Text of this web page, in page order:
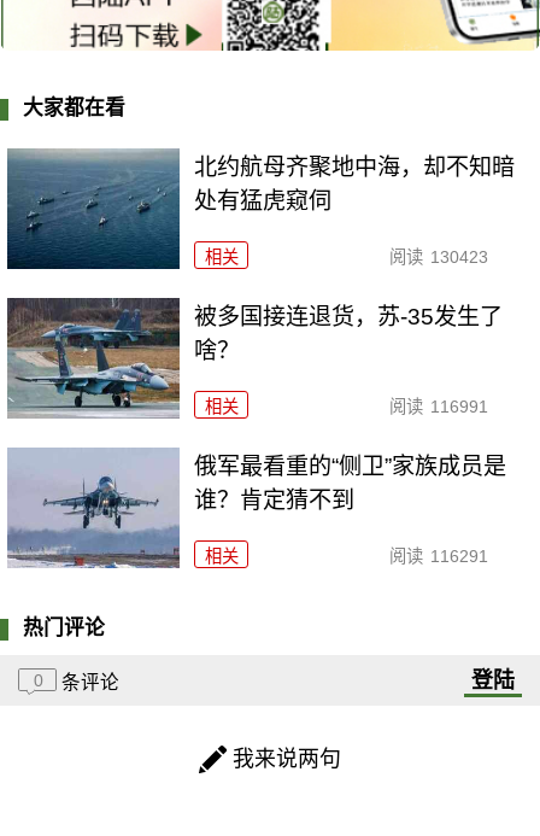
大家都在看
北约航母齐聚地中海，却不知暗
处有猛虎窥伺
相关 阅读 130423
被多国接连退货，苏-35发生了
啥？
相关 阅读 116991
俄军最看重的“侧卫”家族成员是
谁？肯定猜不到
相关 阅读 116291
热门评论
0 条评论 登陆
我来说两句